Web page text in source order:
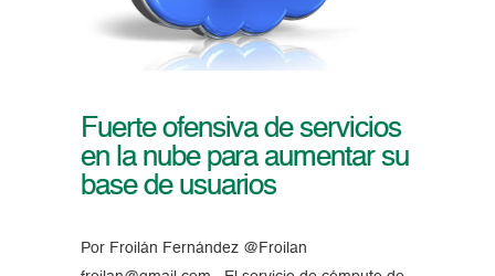
Fuerte ofensiva de servicios
en la nube para aumentar su
base de usuarios
Por Froilán Fernández @Froilan